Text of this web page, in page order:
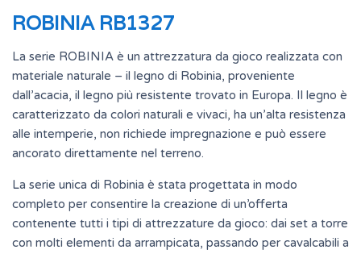
ROBINIA RB1327
La serie ROBINIA è un attrezzatura da gioco realizzata con
materiale naturale – il legno di Robinia, proveniente
dall’acacia, il legno più resistente trovato in Europa. Il legno è
caratterizzato da colori naturali e vivaci, ha un’alta resistenza
alle intemperie, non richiede impregnazione e può essere
ancorato direttamente nel terreno.
La serie unica di Robinia è stata progettata in modo
completo per consentire la creazione di un’offerta
contenente tutti i tipi di attrezzature da gioco: dai set a torre
con molti elementi da arrampicata, passando per cavalcabili a